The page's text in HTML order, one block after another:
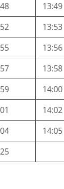
13:49
13:53
13:56
13:58
14:00
14:02
14:05